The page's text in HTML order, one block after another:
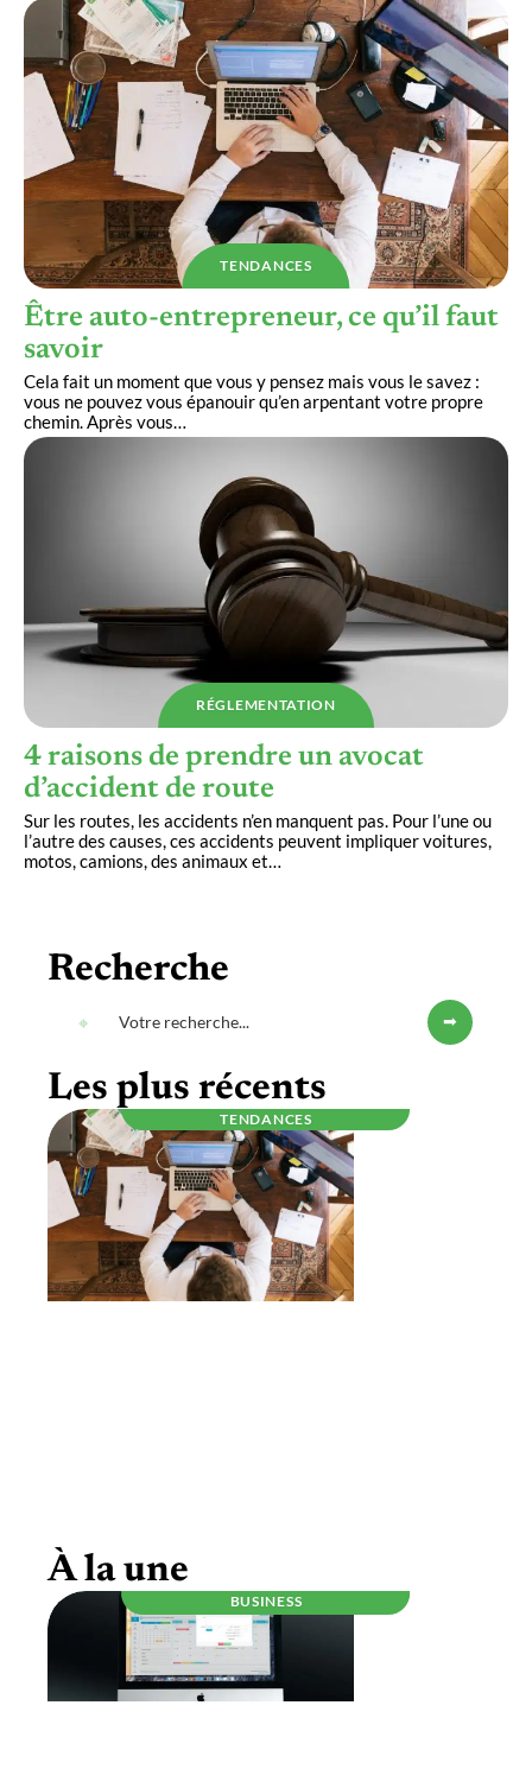
TENDANCES
Être auto-entrepreneur, ce qu’il faut
savoir
Cela fait un moment que vous y pensez mais vous le savez :
vous ne pouvez vous épanouir qu’en arpentant votre propre
chemin. Après vous…
RÉGLEMENTATION
4 raisons de prendre un avocat
d’accident de route
Sur les routes, les accidents n’en manquent pas. Pour l’une ou
l’autre des causes, ces accidents peuvent impliquer voitures,
motos, camions, des animaux et…
Recherche
Les plus récents
TENDANCES
RÉGLEMENTATION
À la une
BUSINESS